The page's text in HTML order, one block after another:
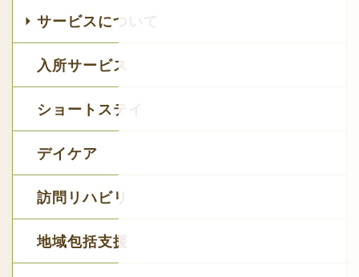
サービスについて
入所サービス
ショートステイ
デイケア
訪問リハビリ
地域包括支援